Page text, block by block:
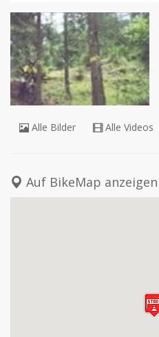
http://
Alle Bilder Alle Videos
Auf BikeMap anzeigen